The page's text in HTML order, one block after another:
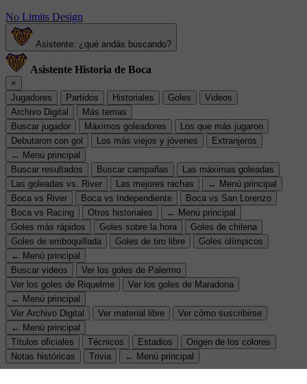
No Limits Design
Asistente: ¿qué andás buscando?
Asistente Historia de Boca
×
Jugadores
Partidos Historiales Goles
Videos
Archivo Digital
Más temas
Buscar jugador
Máximos goleadores
Los que más jugaron
Debutaron con gol
Los más viejos y jóvenes
Extranjeros
← Menú principal
Buscar resultados
Buscar campañas
Las máximas goleadas
Las goleadas vs. River
Las mejores rachas
← Menú principal
Boca vs River
Boca vs Independiente
Boca vs San Lorenzo
Boca vs Racing
Otros historiales
← Menú principal
Goles más rápidos
Goles sobre la hora
Goles de chilena
Goles de emboquillada
Goles de tiro libre
Goles olímpicos
← Menú principal
Buscar videos
Ver los goles de Palermo
Ver los goles de Riquelme
Ver los goles de Maradona
← Menú principal
Ver Archivo Digital
Ver material libre
Ver cómo suscribirse
← Menú principal
Títulos oficiales
Técnicos Estadios
Origen de los colores
Notas históricas
Trivia ← Menú principal